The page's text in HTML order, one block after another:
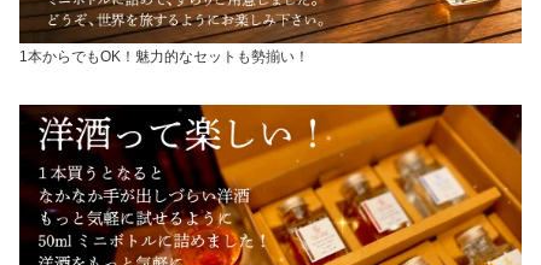
1本からでもOK！魅力的なセットも勢揃い！